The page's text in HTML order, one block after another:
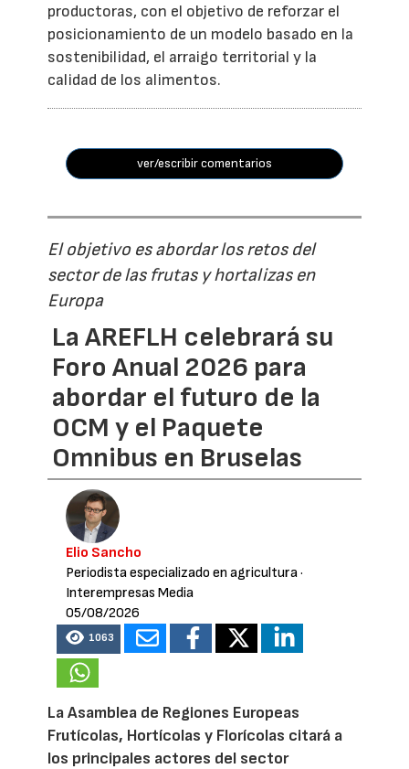
productoras, con el objetivo de reforzar el
posicionamiento de un modelo basado en la
sostenibilidad, el arraigo territorial y la
calidad de los alimentos.
ver/escribir comentarios
El objetivo es abordar los retos del
sector de las frutas y hortalizas en
Europa
La AREFLH celebrará su
Foro Anual 2026 para
abordar el futuro de la
OCM y el Paquete
Omnibus en Bruselas
Elio Sancho
Periodista especializado en agricultura·
Interempresas Media
05/08/2026
1063
La Asamblea de Regiones Europeas
Frutícolas, Hortícolas y Florícolas citará a
los principales actores del sector